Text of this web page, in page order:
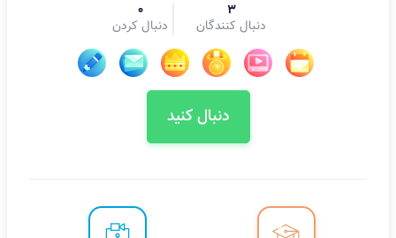
3
دنبال کنندگان
0
دنبال کردن
دنبال کنید